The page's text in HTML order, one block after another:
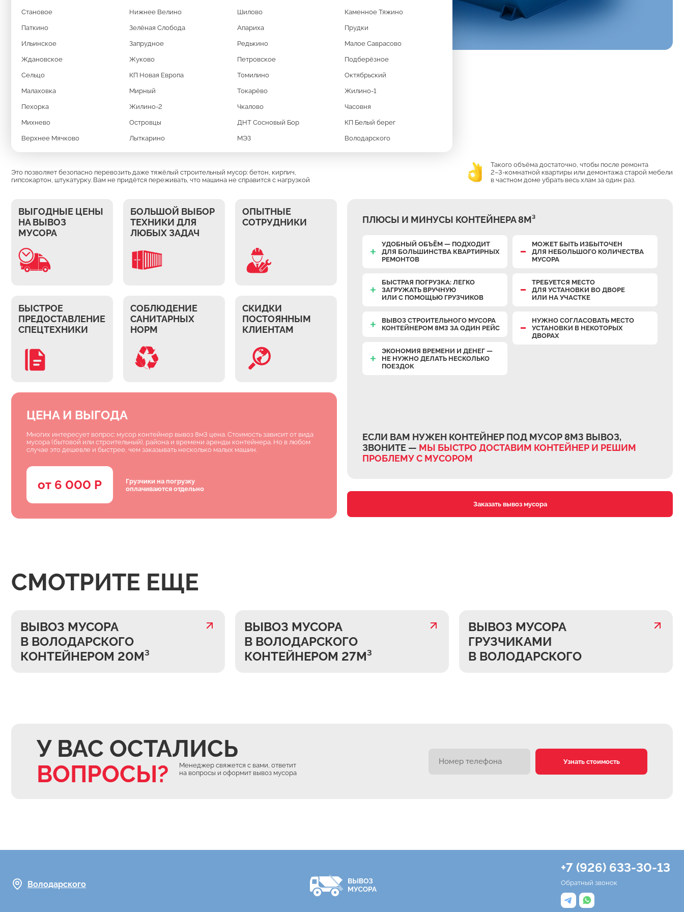
Становое Нижнее Велино Шилово Каменное Тяжино
Паткино Зелёная Слобода Апариха Прудки
Ильинское Запрудное Редькино Малое Саврасово
Ждановское Жуково Петровское Подберёзное
Сельцо КП Новая Европа Томилино Октябрьский
Малаховка Мирный Токарёво Жилино-1
Пехорка Жилино-2 Чкалово Часовня
Михнево Островцы ДНТ Сосновый Бор КП Белый берег
Верхнее Мячково Лыткарино МЭЗ Володарского
МЫ ИСПОЛЬЗУЕМ СОВРЕМЕННЫЕ
МУСОРОВОЗЫ
МАЗ И SKANIA
Это позволяет безопасно перевозить даже тяжёлый строительный мусор: бетон, кирпич,
гипсокартон, штукатурку. Вам не придётся переживать, что машина не справится с нагрузкой
Такого объёма достаточно, чтобы после ремонта
2–3-комнатной квартиры или демонтажа старой мебели
в частном доме убрать весь хлам за один раз.
ВЫГОДНЫЕ ЦЕНЫ
НА ВЫВОЗ
МУСОРА
БОЛЬШОЙ ВЫБОР
ТЕХНИКИ ДЛЯ
ЛЮБЫХ ЗАДАЧ
ОПЫТНЫЕ
СОТРУДНИКИ
БЫСТРОЕ
ПРЕДОСТАВЛЕНИЕ
СПЕЦТЕХНИКИ
СОБЛЮДЕНИЕ
САНИТАРНЫХ
НОРМ
СКИДКИ
ПОСТОЯННЫМ
КЛИЕНТАМ
ЦЕНА И ВЫГОДА
Многих интересует вопрос: мусор контейнер вывоз 8м3 цена. Стоимость зависит от вида
мусора (бытовой или строительный), района и времени аренды контейнера. Но в любом
случае это дешевле и быстрее, чем заказывать несколько малых машин.
от 6 000 Р
Грузчики на погрузку
оплачиваются отдельно
ПЛЮСЫ И МИНУСЫ КОНТЕЙНЕРА 8М³
УДОБНЫЙ ОБЪЁМ — ПОДХОДИТ
ДЛЯ БОЛЬШИНСТВА КВАРТИРНЫХ
РЕМОНТОВ
БЫСТРАЯ ПОГРУЗКА: ЛЕГКО
ЗАГРУЖАТЬ ВРУЧНУЮ
ИЛИ С ПОМОЩЬЮ ГРУЗЧИКОВ
ВЫВОЗ СТРОИТЕЛЬНОГО МУСОРА
КОНТЕЙНЕРОМ 8М3 ЗА ОДИН РЕЙС
ЭКОНОМИЯ ВРЕМЕНИ И ДЕНЕГ —
НЕ НУЖНО ДЕЛАТЬ НЕСКОЛЬКО
ПОЕЗДОК
МОЖЕТ БЫТЬ ИЗБЫТОЧЕН
ДЛЯ НЕБОЛЬШОГО КОЛИЧЕСТВА
МУСОРА
ТРЕБУЕТСЯ МЕСТО
ДЛЯ УСТАНОВКИ ВО ДВОРЕ
ИЛИ НА УЧАСТКЕ
НУЖНО СОГЛАСОВАТЬ МЕСТО
УСТАНОВКИ В НЕКОТОРЫХ
ДВОРАХ
ЕСЛИ ВАМ НУЖЕН КОНТЕЙНЕР ПОД МУСОР 8М3 ВЫВОЗ,
ЗВОНИТЕ — МЫ БЫСТРО ДОСТАВИМ КОНТЕЙНЕР И РЕШИМ
ПРОБЛЕМУ С МУСОРОМ
Заказать вывоз мусора
СМОТРИТЕ ЕЩЕ
ВЫВОЗ МУСОРА
В ВОЛОДАРСКОГО
КОНТЕЙНЕРОМ 20М³
ВЫВОЗ МУСОРА
В ВОЛОДАРСКОГО
КОНТЕЙНЕРОМ 27М³
ВЫВОЗ МУСОРА
ГРУЗЧИКАМИ
В ВОЛОДАРСКОГО
У ВАС ОСТАЛИСЬ
ВОПРОСЫ?
Менеджер свяжется с вами, ответит
на вопросы и оформит вывоз мусора
Узнать стоимость
Володарского
+7 (926) 633-30-13
Обратный звонок